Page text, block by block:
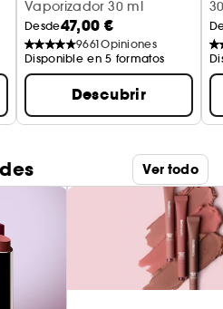
Vaporizador 30 ml
Desde47,00 €
9661Opiniones
Disponible en 5 formatos
Descubrir
Ver todo